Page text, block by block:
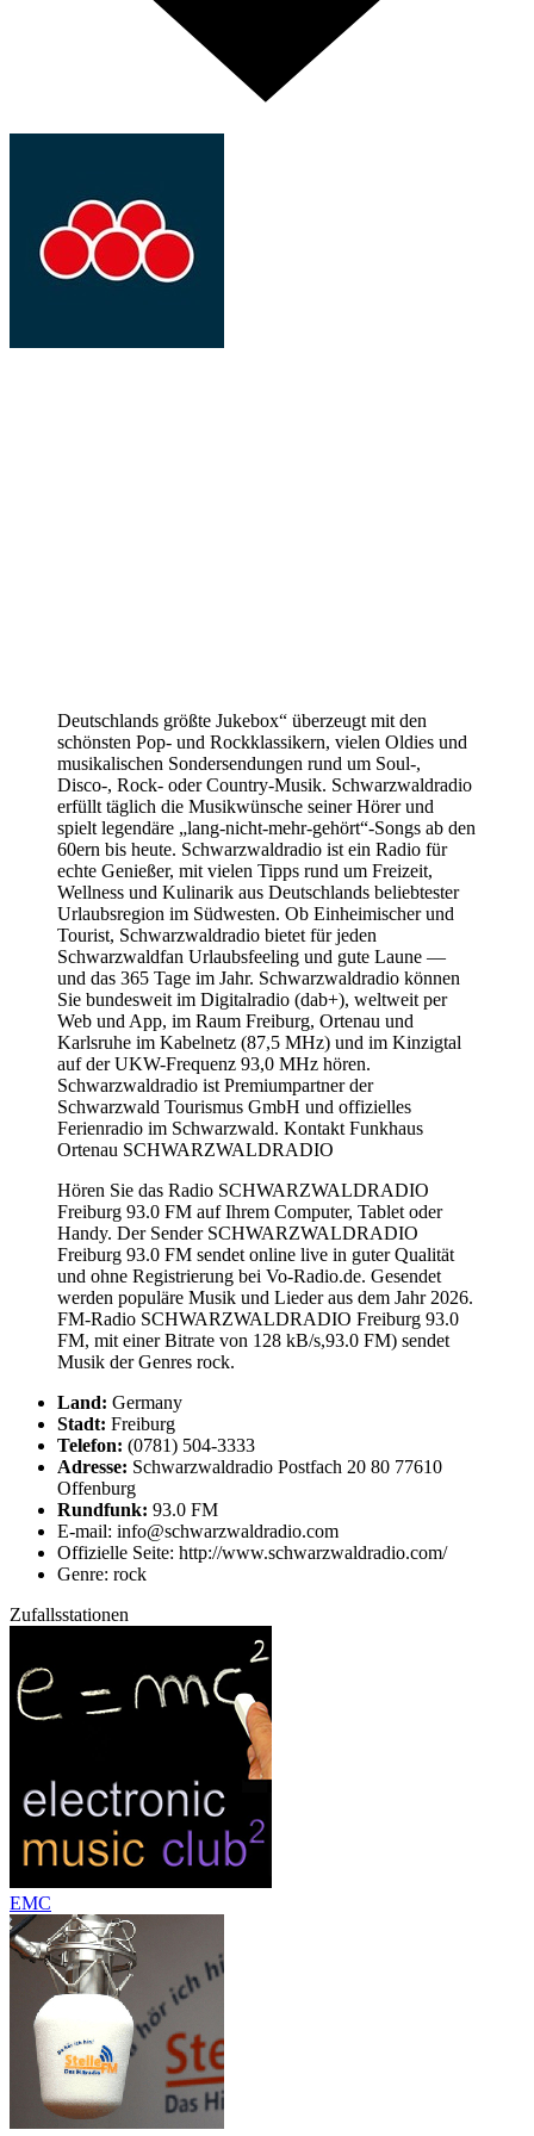
Deutschlands größte Jukebox“ überzeugt mit den
schönsten Pop- und Rockklassikern, vielen Oldies und
musikalischen Sondersendungen rund um Soul-,
Disco-, Rock- oder Country-Musik. Schwarzwaldradio
erfüllt täglich die Musikwünsche seiner Hörer und
spielt legendäre „lang-nicht-mehr-gehört“-Songs ab den
60ern bis heute. Schwarzwaldradio ist ein Radio für
echte Genießer, mit vielen Tipps rund um Freizeit,
Wellness und Kulinarik aus Deutschlands beliebtester
Urlaubsregion im Südwesten. Ob Einheimischer und
Tourist, Schwarzwaldradio bietet für jeden
Schwarzwaldfan Urlaubsfeeling und gute Laune —
und das 365 Tage im Jahr. Schwarzwaldradio können
Sie bundesweit im Digitalradio (dab+), weltweit per
Web und App, im Raum Freiburg, Ortenau und
Karlsruhe im Kabelnetz (87,5 MHz) und im Kinzigtal
auf der UKW-Frequenz 93,0 MHz hören.
Schwarzwaldradio ist Premiumpartner der
Schwarzwald Tourismus GmbH und offizielles
Ferienradio im Schwarzwald. Kontakt Funkhaus
Ortenau SCHWARZWALDRADIO
Hören Sie das Radio SCHWARZWALDRADIO
Freiburg 93.0 FM auf Ihrem Computer, Tablet oder
Handy. Der Sender SCHWARZWALDRADIO
Freiburg 93.0 FM sendet online live in guter Qualität
und ohne Registrierung bei Vo-Radio.de. Gesendet
werden populäre Musik und Lieder aus dem Jahr 2026.
FM-Radio SCHWARZWALDRADIO Freiburg 93.0
FM, mit einer Bitrate von 128 kB/s,93.0 FM) sendet
Musik der Genres rock.
Land: Germany
Stadt: Freiburg
Telefon: (0781) 504-3333
Adresse: Schwarzwaldradio Postfach 20 80 77610
Offenburg
Rundfunk: 93.0 FM
E-mail: info@schwarzwaldradio.com
Offizielle Seite: http://www.schwarzwaldradio.com/
Genre: rock
Zufallsstationen
EMC